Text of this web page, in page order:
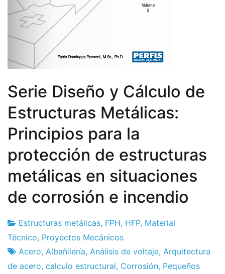
Serie Diseño y Cálculo de
Estructuras Metálicas:
Principios para la
protección de estructuras
metálicas en situaciones
de corrosión e incendio
Fábrica
de
proyectos
9
de
May
Estructuras metálicas, FPH, HFP, Material
Técnico, Proyectos Mecánicos
Acero, Albañilería, Análisis de voltaje, Arquitectura
de acero, calculo estructural, Corrosión, Pequeños